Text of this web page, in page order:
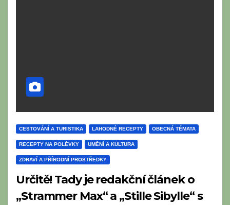
CESTOVÁNÍ A TURISTIKA LAHODNÉ RECEPTY OBECNÁ TÉMATA
RECEPTY NA POLÉVKY UMĚNÍ A KULTURA
ZDRAVÍ A PŘÍRODNÍ PROSTŘEDKY
Určitě! Tady je redakční článek o
„Strammer Max“ a „Stille Sibylle“ s